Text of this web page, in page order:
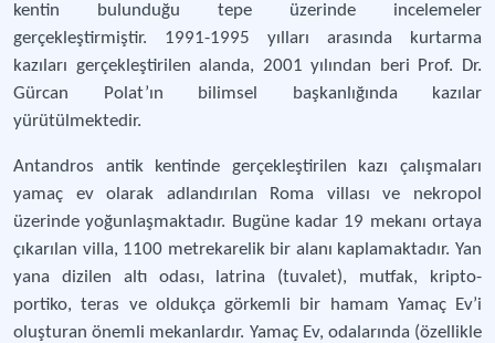
kentin bulunduğu tepe üzerinde incelemeler
gerçekleştirmiştir. 1991-1995 yılları arasında kurtarma
kazıları gerçekleştirilen alanda, 2001 yılından beri Prof. Dr.
Gürcan Polat’ın bilimsel başkanlığında kazılar
yürütülmektedir.
Antandros antik kentinde gerçekleştirilen kazı çalışmaları
yamaç ev olarak adlandırılan Roma villası ve nekropol
üzerinde yoğunlaşmaktadır. Bugüne kadar 19 mekanı ortaya
çıkarılan villa, 1100 metrekarelik bir alanı kaplamaktadır. Yan
yana dizilen altı odası, latrina (tuvalet), mutfak, kripto-
portiko, teras ve oldukça görkemli bir hamam Yamaç Ev’i
oluşturan önemli mekanlardır. Yamaç Ev, odalarında (özellikle